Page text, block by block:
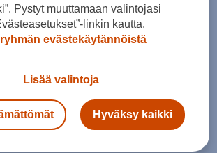
ja tilaa myymälästä
Saatavilla Myymälät:
myymäläsaatavuuden.
Pystyt muuttamaan valintojasi
linkin kautta.
evästekäytännöistä
Lisää valintoja
Hyväksy kaikki